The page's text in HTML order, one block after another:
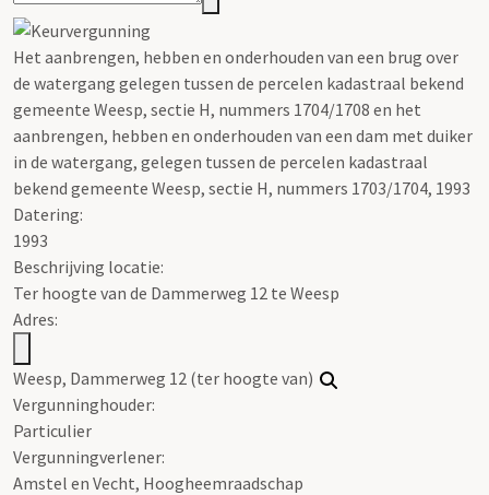
Het aanbrengen, hebben en onderhouden van een brug over
de watergang gelegen tussen de percelen kadastraal bekend
gemeente Weesp, sectie H, nummers 1704/1708 en het
aanbrengen, hebben en onderhouden van een dam met duiker
in de watergang, gelegen tussen de percelen kadastraal
bekend gemeente Weesp, sectie H, nummers 1703/1704, 1993
Datering:
1993
Beschrijving locatie:
Ter hoogte van de Dammerweg 12 te Weesp
Adres:
Weesp, Dammerweg 12 (ter hoogte van)
Vergunninghouder:
Particulier
Vergunningverlener:
Amstel en Vecht, Hoogheemraadschap